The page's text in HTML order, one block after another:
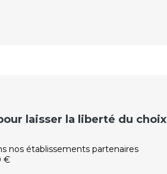
laisser la liberté du choix
nos établissements partenaires
€